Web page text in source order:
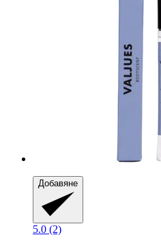
Добавяне
5.0 (2)